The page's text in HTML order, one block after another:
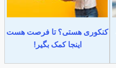
کنکوری هستی؟ تا فرصت هست
اینجا کمک بگیر!